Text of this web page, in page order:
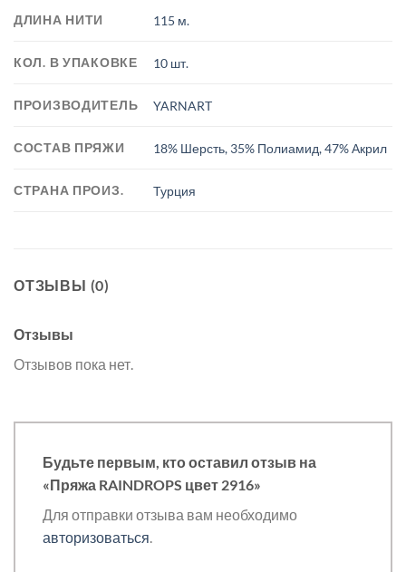
ДЛИНА НИТИ 115 м.
КОЛ. В УПАКОВКЕ 10 шт.
ПРОИЗВОДИТЕЛЬ YARNART
СОСТАВ ПРЯЖИ 18% Шерсть, 35% Полиамид, 47% Акрил
СТРАНА ПРОИЗ. Турция
ОТЗЫВЫ (0)
Отзывы
Отзывов пока нет.
Будьте первым, кто оставил отзыв на
«Пряжа RAINDROPS цвет 2916»
Для отправки отзыва вам необходимо
авторизоваться.